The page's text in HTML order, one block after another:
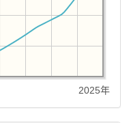
2025年